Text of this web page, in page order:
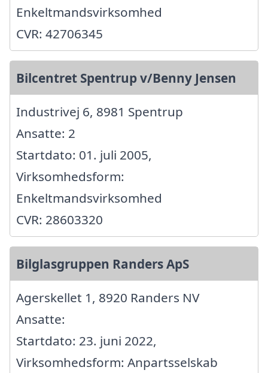
Enkeltmandsvirksomhed
CVR: 42706345
Bilcentret Spentrup v/Benny Jensen
Industrivej 6, 8981 Spentrup
Ansatte: 2
Startdato: 01. juli 2005,
Virksomhedsform:
Enkeltmandsvirksomhed
CVR: 28603320
Bilglasgruppen Randers ApS
Agerskellet 1, 8920 Randers NV
Ansatte:
Startdato: 23. juni 2022,
Virksomhedsform: Anpartsselskab